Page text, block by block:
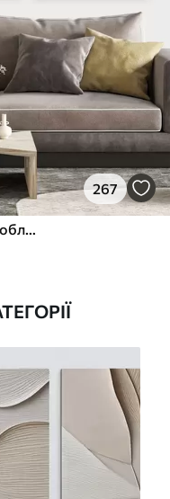
267
Пеалістичні естетичні камені, оздоблення будинку, природне освітлення